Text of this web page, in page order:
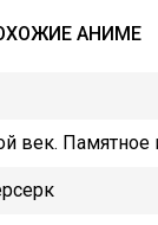
АНИМЕ
век. Памятное